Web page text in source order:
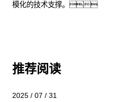
模化的技术支撑。
推荐阅读
2025 / 07 / 31